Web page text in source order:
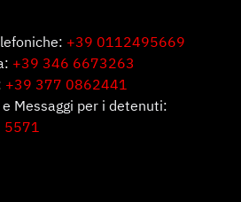
+39 0112495669
+39 346 6673263
+39 377 0862441
Messaggi per i detenuti:
5571